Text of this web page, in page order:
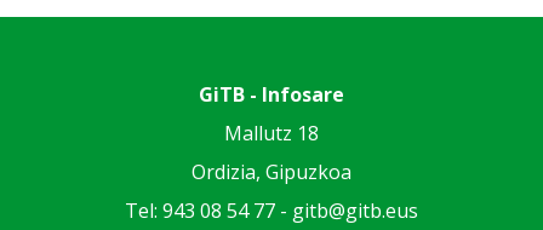
GiTB - Infosare
Mallutz 18
Ordizia, Gipuzkoa
Tel: 943 08 54 77 - gitb@gitb.eus